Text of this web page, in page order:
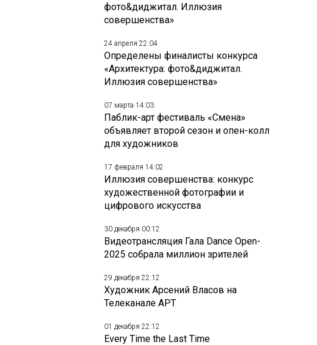
фото&диджитал. Иллюзия
совершенства»
24 апреля 22:04
Определены финалисты конкурса
«Архитектура: фото&диджитал.
Иллюзия совершенства»
07 марта 14:03
Паблик-арт фестиваль «Смена»
объявляет второй сезон и опен-колл
для художников
17 февраля 14:02
Иллюзия совершенства: конкурс
художественной фотографии и
цифрового искусства
30 декабря 00:12
Видеотрансляция Гала Dance Open-
2025 собрала миллион зрителей
29 декабря 22:12
Художник Арсений Власов на
Телеканале АРТ
01 декабря 22:12
Every Time the Last Time